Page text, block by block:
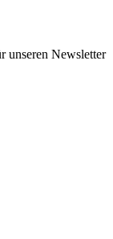
unseren Newsletter